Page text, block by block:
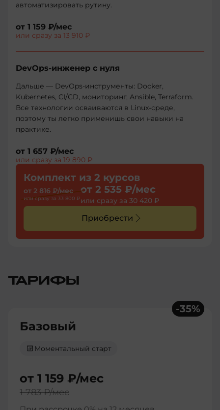
автоматизировать рутину.
от 1 159 ₽/мес
или сразу за 13 910 ₽
DevOps-инженер с нуля
Дальше — DevOps-инструменты: Docker,
Kubernetes, CI/CD, мониторинг, Ansible, Terraform.
Все технологии осваиваются в Linux-среде,
поэтому ты легко применишь свои навыки на
практике.
от 1 657 ₽/мес
или сразу за 19 890 ₽
Комплект из 2 курсов
от 2 816 ₽/мес
или сразу за 33 800 ₽
от 2 535 ₽/мес
или сразу за 30 420 ₽
Приобрести
ТАРИФЫ
-35%
Базовый
Моментальный старт
от 1 159 ₽/мес
1 783 ₽/мес